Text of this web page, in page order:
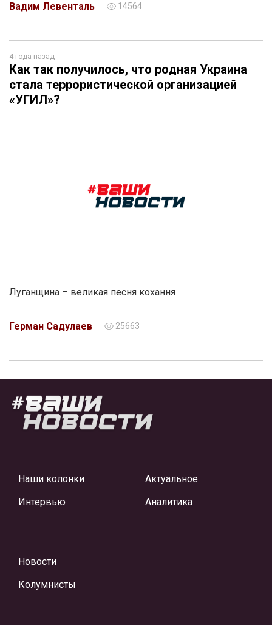
Вадим Левенталь 14564
4 года назад
Как так получилось, что родная Украина
стала террористической организацией
«УГИЛ»?
Луганщина – великая песня кохання
Герман Садулаев 25663
Наши колонки
Интервью
Актуальное
Аналитика
Новости
Колумнисты